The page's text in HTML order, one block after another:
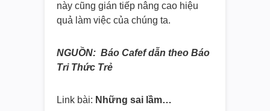
này cũng gián tiếp nâng cao hiệu
quả làm việc của chúng ta.
NGUỒN: Báo Cafef dẫn theo Báo
Tri Thức Trẻ
Link bài: Những sai lầm…